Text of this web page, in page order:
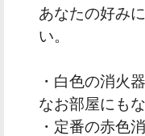
あなたの好み
い。
・白色の消火
なお部屋にも
・定番の赤色